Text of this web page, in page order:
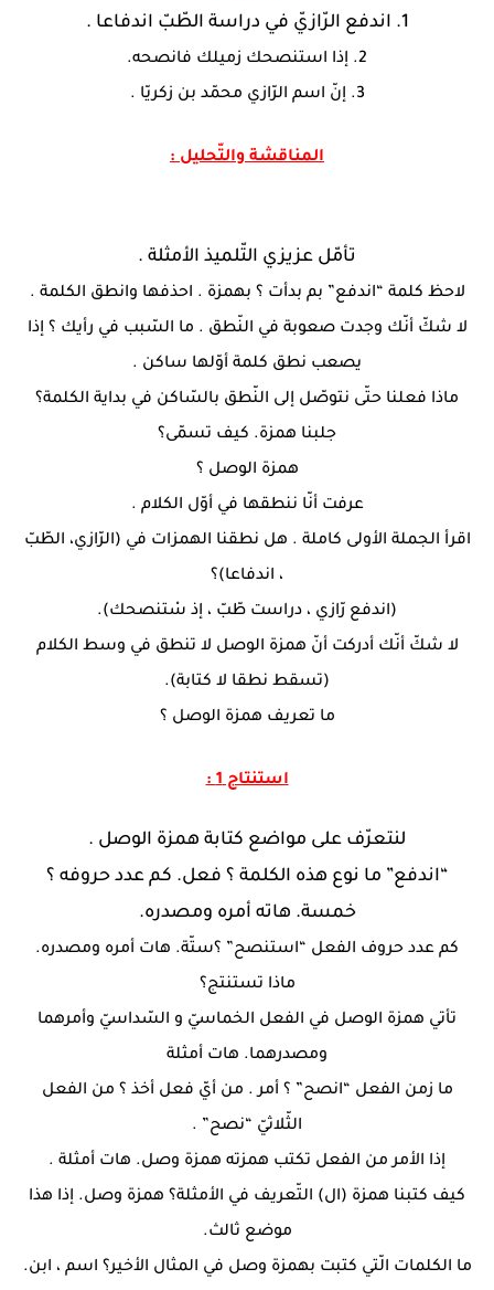
1. اندفع الرّازيّ في دراسة الطّبّ اندفاعا .
2. إذا استنصحك زميلك فانصحه.
3. إنّ اسم الرّازي محمّد بن زكريّا .
المناقشة والتّحليل :
تأمّل عزيزي التّلميذ الأمثلة .
لاحظ كلمة “اندفع” بم بدأت ؟ بهمزة . احذفها وانطق الكلمة .
لا شكّ أنّك وجدت صعوبة في النّطق . ما السّبب في رأيك ؟ إذا
يصعب نطق كلمة أوّلها ساكن .
ماذا فعلنا حتّى نتوصّل إلى النّطق بالسّاكن في بداية الكلمة؟
جلبنا همزة. كيف تسمّى؟
همزة الوصل ؟
عرفت أنّا ننطقها في أوّل الكلام .
اقرأ الجملة الأولى كاملة . هل نطقنا الهمزات في (الرّازي، الطّبّ
، اندفاعا)؟
(اندفع رّازي ، دراست طّبّ ، إذ سْتنصحك).
لا شكّ أنّك أدركت أنّ همزة الوصل لا تنطق في وسط الكلام
(تسقط نطقا لا كتابة).
ما تعريف همزة الوصل ؟
استنتاج 1 :
لنتعرّف على مواضع كتابة همزة الوصل .
“اندفع” ما نوع هذه الكلمة ؟ فعل. كم عدد حروفه ؟
خمسة. هاته أمره ومصدره.
كم عدد حروف الفعل “استنصح” ؟ستّة. هات أمره ومصدره.
ماذا تستنتج؟
تأتي همزة الوصل في الفعل الخماسيّ و السّداسيّ وأمرهما
ومصدرهما. هات أمثلة
ما زمن الفعل “انصح” ؟ أمر . من أيّ فعل أخذ ؟ من الفعل
الثّلاثيّ “نصح” .
إذا الأمر من الفعل تكتب همزته همزة وصل. هات أمثلة .
كيف كتبنا همزة (ال) التّعريف في الأمثلة؟ همزة وصل. إذا هذا
موضع ثالث.
ما الكلمات الّتي كتبت بهمزة وصل في المثال الأخير؟ اسم ، ابن.